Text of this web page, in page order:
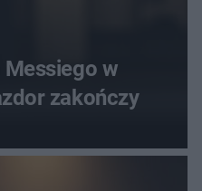
Messiego w
zakończy